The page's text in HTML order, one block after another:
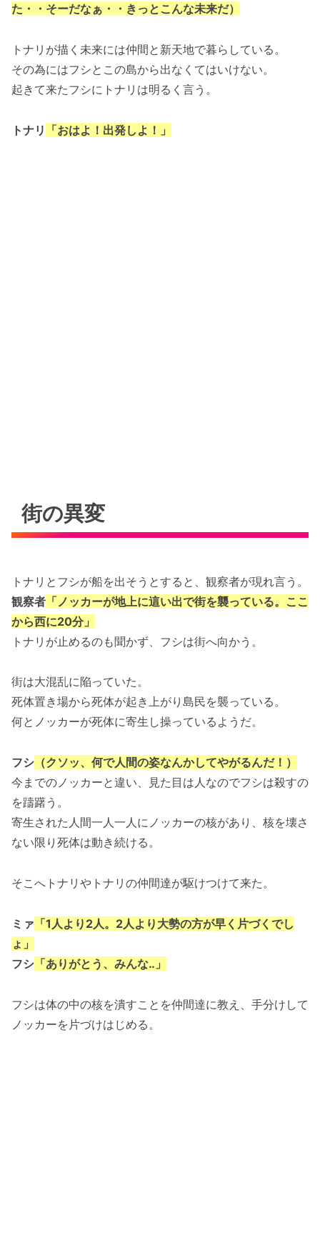
た・・そーだなぁ・・きっとこんな未来だ）
トナリが描く未来には仲間と新天地で暮らしている。
その為にはフシとこの島から出なくてはいけない。
起きて来たフシにトナリは明るく言う。
トナリ 「おはよ！出発しよ！」
街の異変
トナリとフシが船を出そうとすると、観察者が現れ言う。
観察者 「ノッカーが地上に這い出で街を襲っている。ここ
から西に20分」
トナリが止めるのも聞かず、フシは街へ向かう。
街は大混乱に陥っていた。
死体置き場から死体が起き上がり島民を襲っている。
何とノッカーが死体に寄生し操っているようだ。
フシ （クソッ、何で人間の姿なんかしてやがるんだ！）
今までのノッカーと違い、見た目は人なのでフシは殺すの
を躊躇う。
寄生された人間一人一人にノッカーの核があり、核を壊さ
ない限り死体は動き続ける。
そこへトナリやトナリの仲間達が駆けつけて来た。
ミァ 「1人より2人。2人より大勢の方が早く片づくでし
ょ」
フシ 「ありがとう、みんな‥」
フシは体の中の核を潰すことを仲間達に教え、手分けして
ノッカーを片づけはじめる。